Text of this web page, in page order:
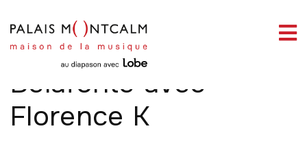
Sur la piste de
Belafonte avec
Florence K